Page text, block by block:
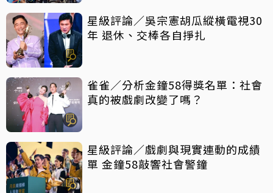
星級評論／吳宗憲胡瓜縱橫電視30
年 退休、交棒各自掙扎
雀雀／分析金鐘58得獎名單：社會
真的被戲劇改變了嗎？
星級評論／戲劇與現實連動的成績
單 金鐘58敲響社會警鐘